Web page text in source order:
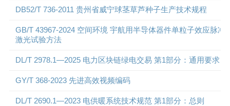
DB52/T 736-2011 贵州省威宁球茎草芦种子生产技术规程
GB/T 43967-2024 空间环境 宇航用半导体器件单粒子效应脉冲
激光试验方法
DL/T 2978.1—2025 电力区块链绿电交易 第1部分：通用要求
GY/T 368-2023 先进高效视频编码
DL/T 2690.1—2023 电供暖系统技术规范 第1部分：总则